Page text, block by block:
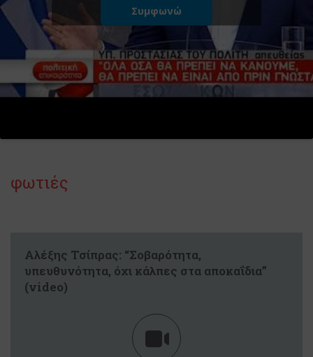
Συμφωνώ
φωτιές
Αλέξης Τσίπρας: “Σοβαρότητα,
υπευθυνότητα, όχι κάλπες στα αποκαΐδια”
(video)